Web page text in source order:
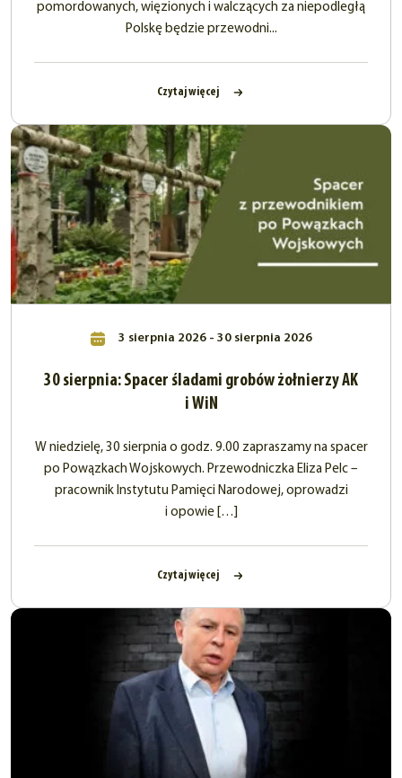
pomordowanych, więzionych i walczących za niepodległą
Polskę będzie przewodni...
Czytaj więcej
3 sierpnia 2026 - 30 sierpnia 2026
30 sierpnia: Spacer śladami grobów żołnierzy AK
i WiN
W niedzielę, 30 sierpnia o godz. 9.00 zapraszamy na spacer
po Powązkach Wojskowych. Przewodniczka Eliza Pelc –
pracownik Instytutu Pamięci Narodowej, oprowadzi
i opowie […]
Czytaj więcej